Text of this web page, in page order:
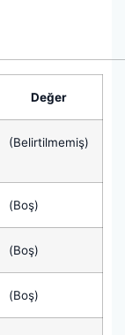
Değer
(Belirtilmemiş)
(Boş)
(Boş)
(Boş)